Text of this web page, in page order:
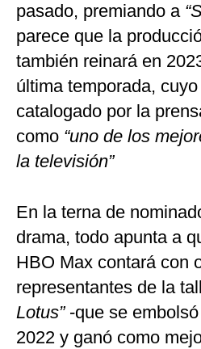
pasado, premiando a
parece que la
también reinará en
última temporada,
catalogado por la
como “uno de los
la televisión”
En la terna de
drama, todo apunta a
HBO Max contará con
representantes de la
Lotus”-que se
2022 y ganó como